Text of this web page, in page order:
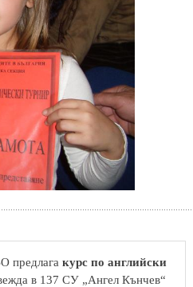
предлага курс по английски
в 137 СУ „Ангел Кънчев“